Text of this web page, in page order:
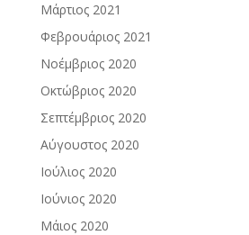
Μάρτιος 2021
Φεβρουάριος 2021
Νοέμβριος 2020
Οκτώβριος 2020
Σεπτέμβριος 2020
Αύγουστος 2020
Ιούλιος 2020
Ιούνιος 2020
Μάιος 2020